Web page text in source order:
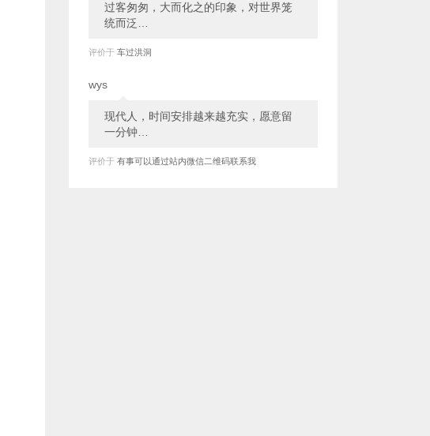
过客匆匆，大而化之的印象，对世界笼
统而泛…
评价于 车过洪洞
wys
现代人，时间安排越来越充实，愿意留
一分钟…
评价于 有事可以通过站内微信二维码联系我